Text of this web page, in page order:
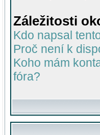
Záležitosti
Kdo napsal
Proč není k
Koho mám
fóra?